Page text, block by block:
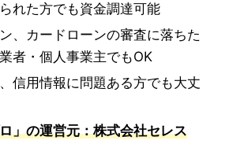
れた方でも資金調達可能
、カードローンの審査に落ちた
者・個人事業主でもOK
信用情報に問題ある方でも大丈
」の運営元：株式会社セレス